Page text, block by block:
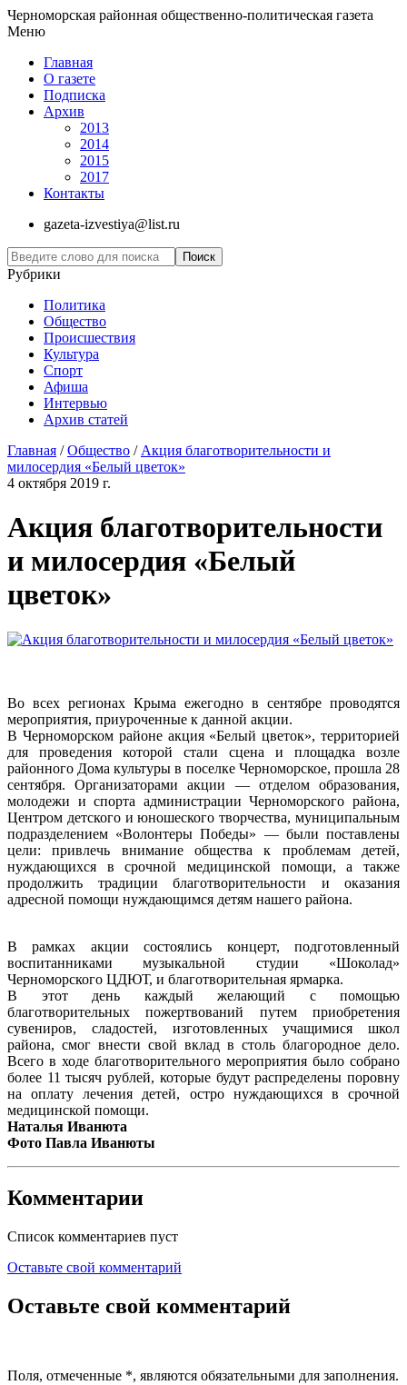
Черноморская районная общественно-политическая газета
Меню
Главная
О газете
Подписка
Архив
2013
2014
2015
2017
Контакты
gazeta-izvestiya@list.ru
Рубрики
Политика
Общество
Проиcшествия
Культура
Спорт
Афиша
Интервью
Архив статей
Главная /Общество / Акция благотворительности и
милосердия «Белый цветок»
4 октября 2019 г.
Акция благотворительности
и милосердия «Белый
цветок»
Во всех регионах Крыма ежегодно в сентябре проводятся
мероприятия, приуроченные к данной акции.
В Черноморском районе акция «Белый цветок», территорией
для проведения которой стали сцена и площадка возле
районного Дома культуры в поселке Черноморское, прошла 28
сентября. Организаторами акции — отделом образования,
молодежи и спорта администрации Черноморского района,
Центром детского и юношеского творчества, муниципальным
подразделением «Волонтеры Победы» — были поставлены
цели: привлечь внимание общества к проблемам детей,
нуждающихся в срочной медицинской помощи, а также
продолжить традиции благотворительности и оказания
адресной помощи нуждающимся детям нашего района.
В рамках акции состоялись концерт, подготовленный
воспитанниками музыкальной студии «Шоколад»
Черноморского ЦДЮТ, и благотворительная ярмарка.
В этот день каждый желающий с помощью
благотворительных пожертвований путем приобретения
сувениров, сладостей, изготовленных учащимися школ
района, смог внести свой вклад в столь благородное дело.
Всего в ходе благотворительного мероприятия было собрано
более 11 тысяч рублей, которые будут распределены поровну
на оплату лечения детей, остро нуждающихся в срочной
медицинской помощи.
Наталья Иванюта
Фото Павла Иванюты
Комментарии
Список комментариев пуст
Оставьте свой комментарий
Оставьте свой комментарий
Поля, отмеченные *, являются обязательными для заполнения.